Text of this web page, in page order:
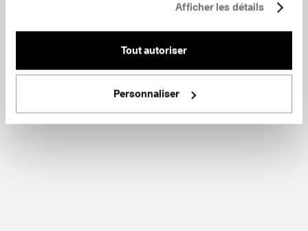
Afficher les détails
Tout autoriser
Personnaliser